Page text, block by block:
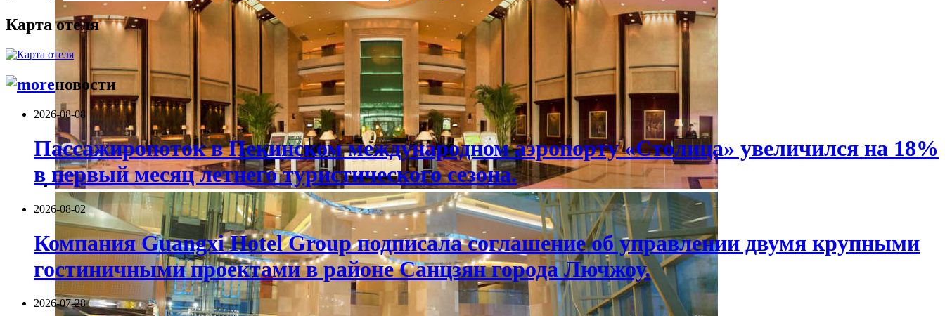
Карта отеля
новости
2026-08-08
Пассажиропоток в Пекинском международном аэропорту «Столица» увеличился на 18%
в первый месяц летнего туристического сезона.
2026-08-02
Компания Guangxi Hotel Group подписала соглашение об управлении двумя крупными
гостиничными проектами в районе Санцзян города Лючжоу.
2026-07-28